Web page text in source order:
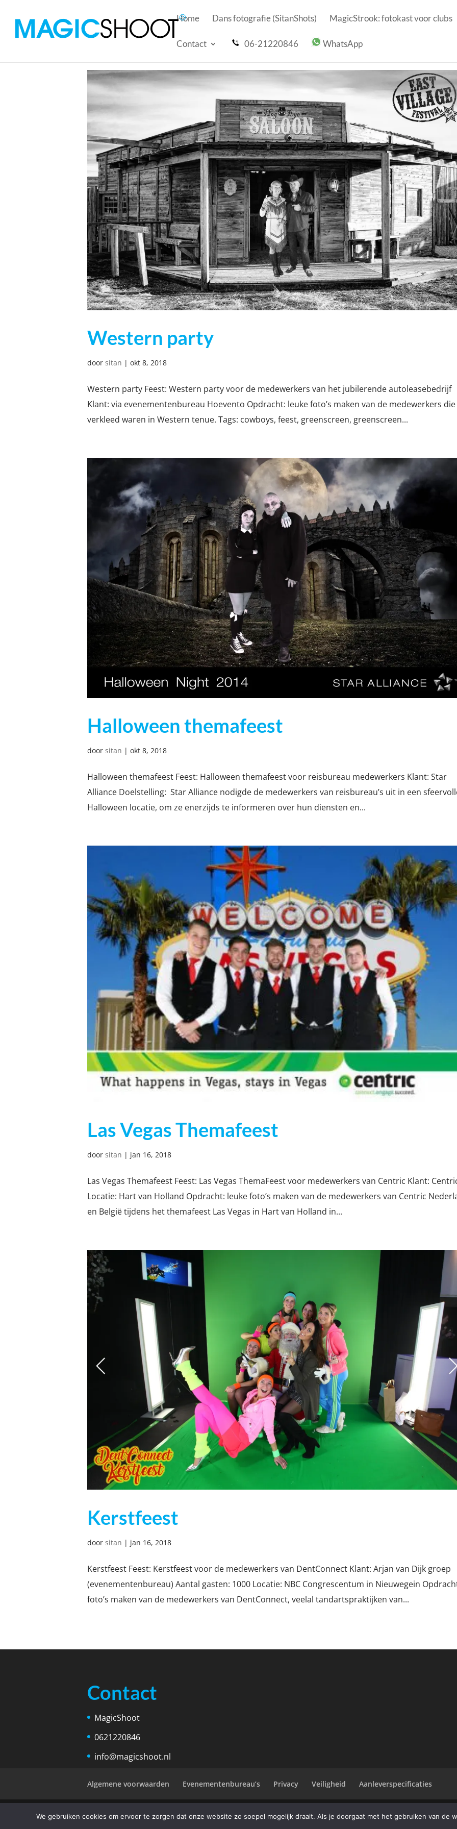
Home Dans fotografie (SitanShots) MagicStrook: fotokast voor clubs
Contact 06-21220846 WhatsApp
Western party
door sitan | okt 8, 2018
Western party Feest: Western party voor de medewerkers van het jubilerende autoleasebedrijf
Klant: via evenementenbureau Hoevento Opdracht: leuke foto’s maken van de medewerkers die
verkleed waren in Western tenue. Tags: cowboys, feest, greenscreen, greenscreen...
Halloween themafeest
door sitan | okt 8, 2018
Halloween themafeest Feest: Halloween themafeest voor reisbureau medewerkers Klant: Star
Alliance Doelstelling: Star Alliance nodigde de medewerkers van reisbureau’s uit in een
Halloween locatie, om ze enerzijds te informeren over hun diensten en...
Las Vegas Themafeest
door sitan | jan 16, 2018
Las Vegas Themafeest Feest: Las Vegas ThemaFeest voor medewerkers van Centric Klant:
Locatie: Hart van Holland Opdracht: leuke foto’s maken van de medewerkers van Centric
en België tijdens het themafeest Las Vegas in Hart van Holland in...
Kerstfeest
door sitan | jan 16, 2018
Kerstfeest Feest: Kerstfeest voor de medewerkers van DentConnect Klant: Arjan van Dijk groep
(evenementenbureau) Aantal gasten: 1000 Locatie: NBC Congrescentum in Nieuwegein
foto’s maken van de medewerkers van DentConnect, veelal tandartspraktijken van...
Contact
MagicShoot
0621220846
info@magicshoot.nl
Algemene voorwaarden Evenementenbureau’s Privacy Veiligheid Aanleverspecificaties
© All rights reserved | MagicShoot.nl
We gebruiken cookies om ervoor te zorgen dat onze website zo soepel mogelijk draait. Als je doorgaat met het gebruiken van de